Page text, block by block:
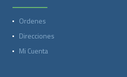
Ordenes
Direcciones
Mi Cuenta